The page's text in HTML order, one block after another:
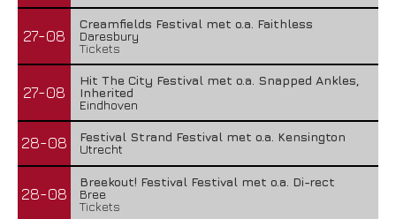
27-08
Creamfields Festival met o.a. Faithless
Daresbury
Tickets
27-08
Hit The City Festival met o.a. Snapped Ankles,
Inherited
Eindhoven
28-08
Festival Strand Festival met o.a. Kensington
Utrecht
28-08
Breekout! Festival Festival met o.a. Di-rect
Bree
Tickets